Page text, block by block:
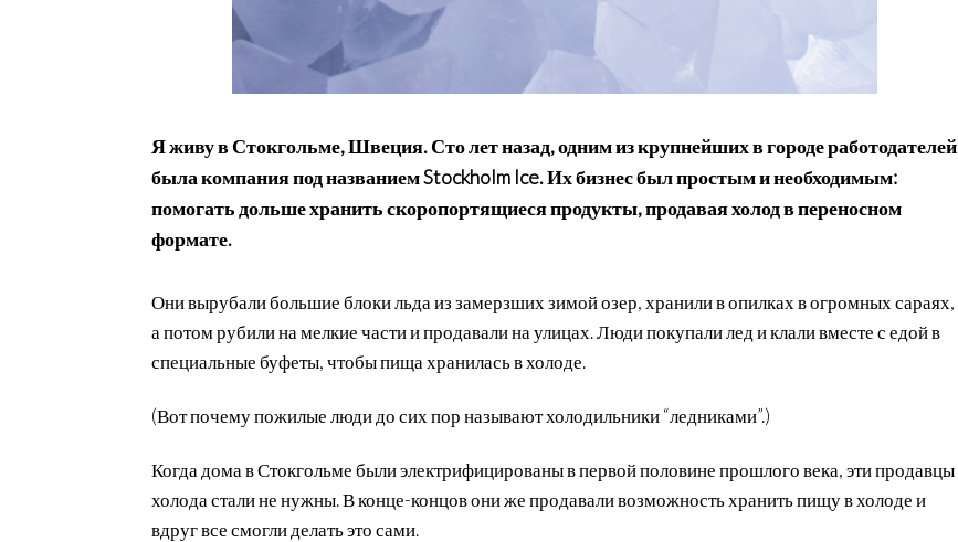
Я живу в Стокгольме, Швеция. Сто лет назад, одним из крупнейших в городе работодателей
была компания под названием Stockholm Ice. Их бизнес был простым и необходимым:
помогать дольше хранить скоропортящиеся продукты, продавая холод в переносном
формате.
Они вырубали большие блоки льда из замерзших зимой озер, хранили в опилках в огромных сараях,
а потом рубили на мелкие части и продавали на улицах. Люди покупали лед и клали вместе с едой в
специальные буфеты, чтобы пища хранилась в холоде.
(Вот почему пожилые люди до сих пор называют холодильники “ледниками”.)
Когда дома в Стокгольме были электрифицированы в первой половине прошлого века, эти продавцы
холода стали не нужны. В конце-концов они же продавали возможность хранить пищу в холоде и
вдруг все смогли делать это сами.